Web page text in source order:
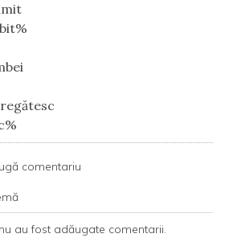
comentariu
au fost adăugate comentarii.